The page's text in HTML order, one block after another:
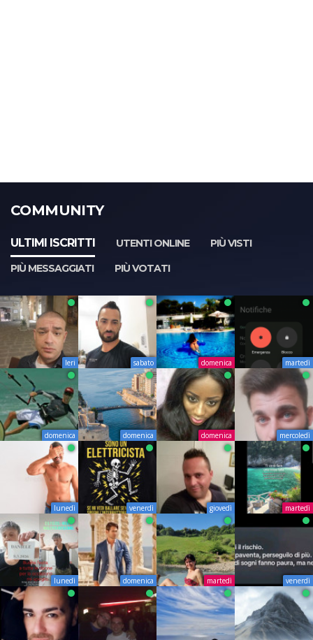
COMMUNITY
ULTIMI ISCRITTI UTENTI ONLINE
PIÙ VISTI
PIÙ MESSAGGIATI
PIÙ VOTATI
Ieri sabato domenica martedì
domenica domenica domenica mercoledì
lunedì venerdì giovedì martedì
lunedì domenica martedì venerdì